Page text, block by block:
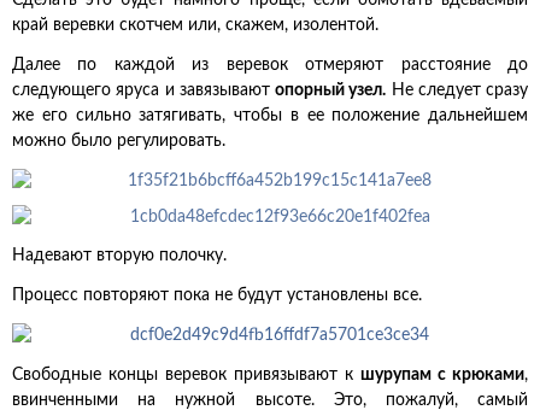
край веревки скотчем или, скажем, изолентой.
Далее по каждой из веревок отмеряют расстояние до
следующего яруса и завязывают опорный узел. Не следует сразу
же его сильно затягивать, чтобы в ее положение дальнейшем
можно было регулировать.
Надевают вторую полочку.
Процесс повторяют пока не будут установлены все.
Свободные концы веревок привязывают к шурупам с крюками,
ввинченными на нужной высоте. Это, пожалуй, самый